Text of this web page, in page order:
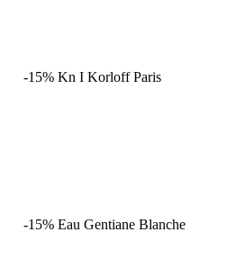
-15% Kn I Korloff Paris
-15% Eau Gentiane Blanche